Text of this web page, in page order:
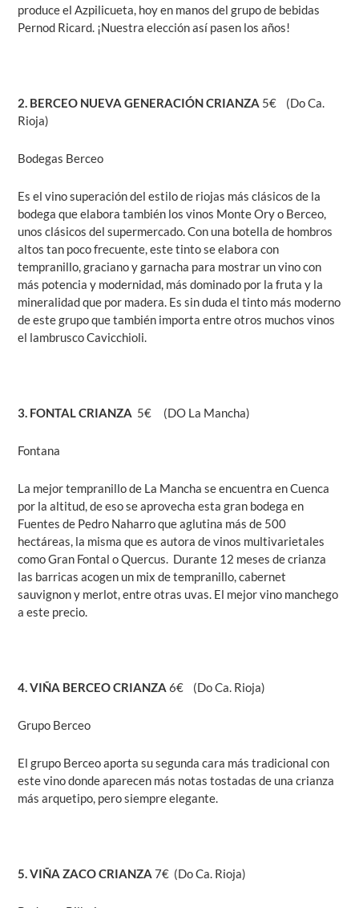
produce el Azpilicueta, hoy en manos del grupo de bebidas
Pernod Ricard. ¡Nuestra elección así pasen los años!
2. BERCEO NUEVA GENERACIÓN CRIANZA 5€ (Do Ca.
Rioja)
Bodegas Berceo
Es el vino superación del estilo de riojas más clásicos de la
bodega que elabora también los vinos Monte Ory o Berceo,
unos clásicos del supermercado. Con una botella de hombros
altos tan poco frecuente, este tinto se elabora con
tempranillo, graciano y garnacha para mostrar un vino con
más potencia y modernidad, más dominado por la fruta y la
mineralidad que por madera. Es sin duda el tinto más moderno
de este grupo que también importa entre otros muchos vinos
el lambrusco Cavicchioli.
3. FONTAL CRIANZA 5€ (DO La Mancha)
Fontana
La mejor tempranillo de La Mancha se encuentra en Cuenca
por la altitud, de eso se aprovecha esta gran bodega en
Fuentes de Pedro Naharro que aglutina más de 500
hectáreas, la misma que es autora de vinos multivarietales
como Gran Fontal o Quercus. Durante 12 meses de crianza
las barricas acogen un mix de tempranillo, cabernet
sauvignon y merlot, entre otras uvas. El mejor vino manchego
a este precio.
4. VIÑA BERCEO CRIANZA 6€ (Do Ca. Rioja)
Grupo Berceo
El grupo Berceo aporta su segunda cara más tradicional con
este vino donde aparecen más notas tostadas de una crianza
más arquetipo, pero siempre elegante.
5. VIÑA ZACO CRIANZA 7€ (Do Ca. Rioja)